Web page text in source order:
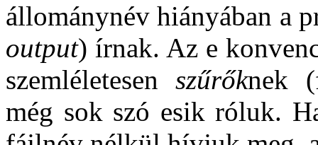
állománynév hiányában a
output) írnak. Az e
szemléletesenszűrőknek
még sok szó esik róluk.